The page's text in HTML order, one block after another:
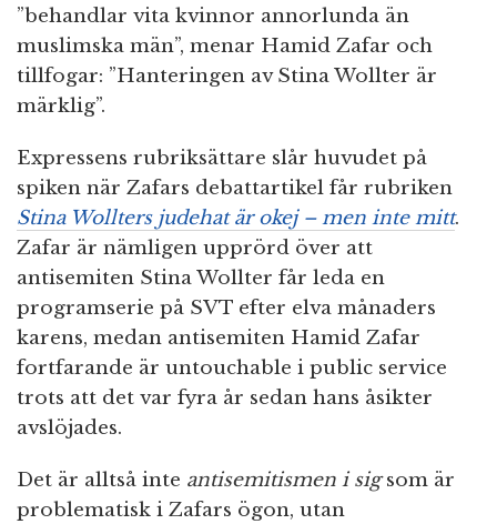
”behandlar vita kvinnor annorlunda än
muslimska män”, menar Hamid Zafar och
tillfogar: ”Hanteringen av Stina Wollter är
märklig”.
Expressens rubriksättare slår huvudet på
spiken när Zafars debattartikel får rubriken
Stina Wollters judehat är okej – men inte mitt.
Zafar är nämligen upprörd över att
antisemiten Stina Wollter får leda en
programserie på SVT efter elva månaders
karens, medan antisemiten Hamid Zafar
fortfarande är untouchable i public service
trots att det var fyra år sedan hans åsikter
avslöjades.
Det är alltså inte antisemitismen i sigsom är
problematisk i Zafars ögon, utan